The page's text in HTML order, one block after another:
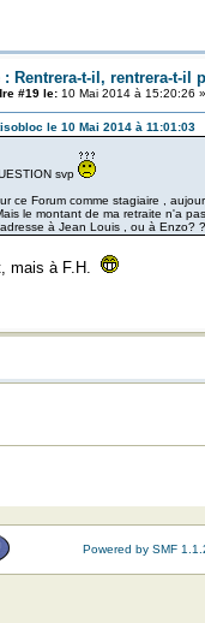
: Rentrera-t-il, rentrera-t-il
#19 le:10 Mai 2014 à 15:20:26 »
le 10 Mai 2014 à 11:01:03
svp
ce Forum comme stagiaire ,
le montant de ma retraite n'a
à Jean Louis , ou à Enzo? ?
mais à F.H.
Powered by SMF